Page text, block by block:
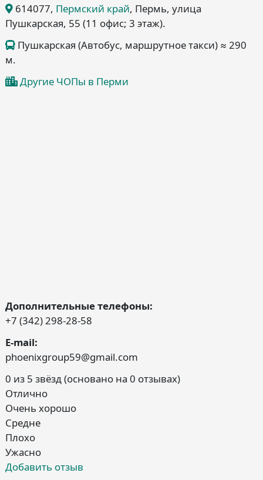
614077, Пермский край, Пермь, улица
Пушкарская, 55 (11 офис; 3 этаж).
Пушкарская (Автобус, маршрутное такси) ≈ 290
м.
Другие ЧОПы в Перми
Дополнительные телефоны:
+7 (342) 298-28-58
E-mail:
phoenixgroup59@gmail.com
0 из 5 звёзд (основано на 0 отзывах)
Отлично
Очень хорошо
Средне
Плохо
Ужасно
Добавить отзыв